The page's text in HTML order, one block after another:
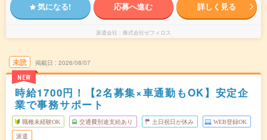
気になる! 応募へ進む 詳しく見る
派遣会社 株式会社ゼフィロス
未読
NEW
掲載日 2026/08/07
時給1700円！【2名募集×車通勤もOK】安定企
業で事務サポート
職種未経験OK 交通費別途支給あり 土日祝日が休み WEB登録OK
派遣